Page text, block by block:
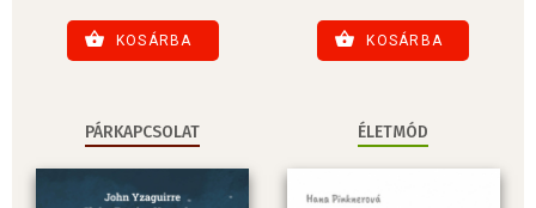
KOSÁRBA KOSÁRBA
PÁRKAPCSOLAT ÉLETMÓD